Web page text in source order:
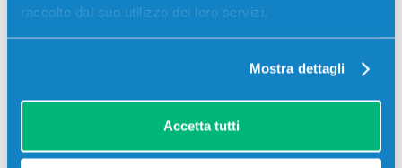
raccolto dal suo utilizzo dei loro servizi.
Mostra dettagli
Accetta tutti
55 12
Più acquisti, più risparmi:
Visita la pagina prodotto per